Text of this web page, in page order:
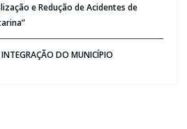
e Redução de Acidentes de
DO MUNICÍPIO